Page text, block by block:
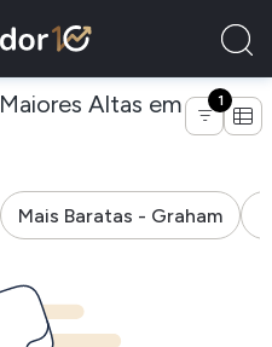
Altas em
componentes
1
Mais Baratas - Graham